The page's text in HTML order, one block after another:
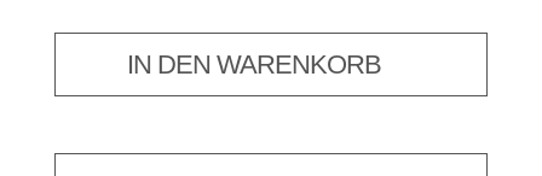
IN DEN WARENKORB